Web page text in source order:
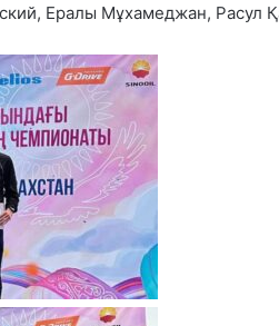
Ералы Мұхамеджан, Расул